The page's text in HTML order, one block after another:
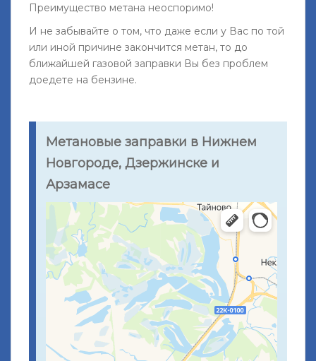
Преимущество метана неоспоримо!
И не забывайте о том, что даже если у Вас по той
или иной причине закончится метан, то до
ближайшей газовой заправки Вы без проблем
доедете на бензине.
Метановые заправки в Нижнем
Новгороде, Дзержинске и
Арзамасе